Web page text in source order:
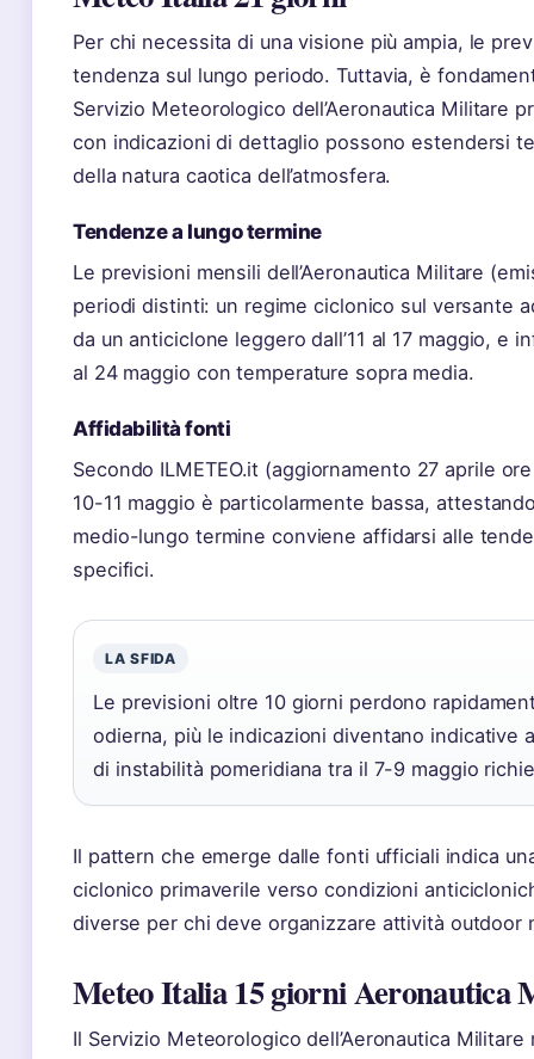
Per chi necessita di una visione più ampia, le
tendenza sul lungo periodo. Tuttavia, è
Servizio Meteorologico dell’Aeronautica Militare
con indicazioni di dettaglio possono estendersi
della natura caotica dell’atmosfera.
Tendenze a lungo termine
Le previsioni mensili dell’Aeronautica Militare
periodi distinti: un regime ciclonico sul versante
da un anticiclone leggero dall’11 al 17 maggio, e
al 24 maggio con temperature sopra media.
Affidabilità fonti
Secondo ILMETEO.it (aggiornamento 27 aprile
10-11 maggio è particolarmente bassa,
medio-lungo termine conviene affidarsi alle
specifici.
LA SFIDA
Le previsioni oltre 10 giorni perdono
odierna, più le indicazioni diventano indicative
di instabilità pomeridiana tra il 7-9 maggio
Il pattern che emerge dalle fonti ufficiali indica
ciclonico primaverile verso condizioni
diverse per chi deve organizzare attività outdoor
Meteo Italia 15 giorni Aeronautica
Il Servizio Meteorologico dell’Aeronautica